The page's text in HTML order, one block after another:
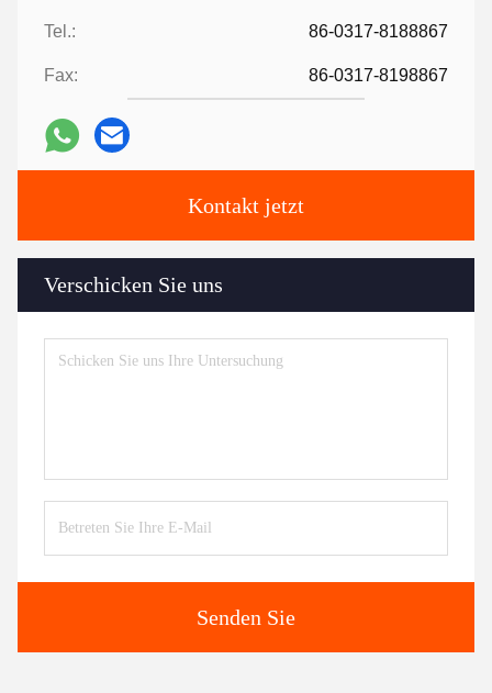
Tel.: 86-0317-8188867
Fax: 86-0317-8198867
Kontakt jetzt
Verschicken Sie uns
Senden Sie